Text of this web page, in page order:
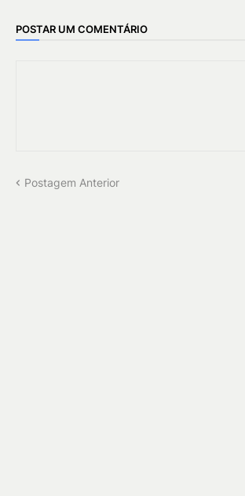
POSTAR UM COMENTÁRIO
Postagem Anterior